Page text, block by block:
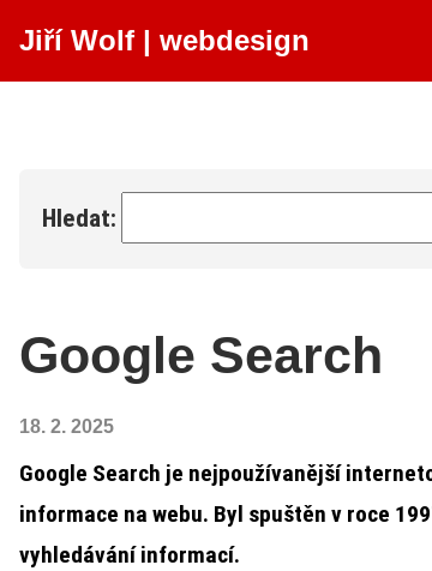
Jiří Wolf | webdesign
Hledat
Google Search
18. 2. 2025
Google Search je nejpoužívanější
informace na webu. Byl spuštěn v roce
vyhledávání informací.